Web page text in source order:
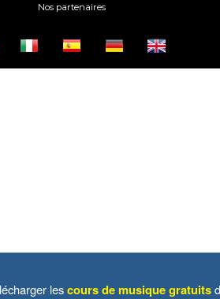
Nos partenaires
lescours de musique gratuits